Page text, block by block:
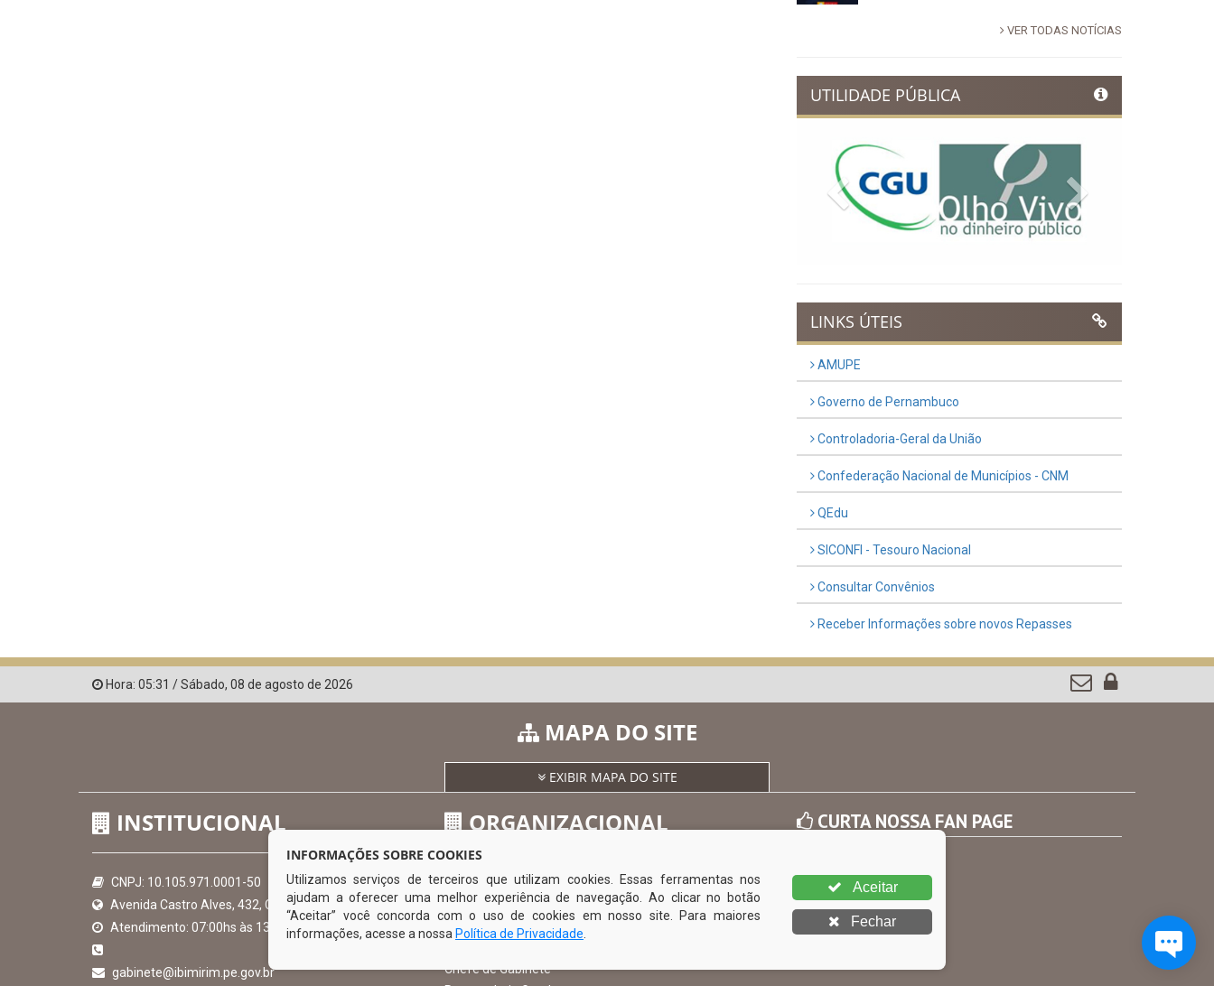
VER TODAS NOTÍCIAS
UTILIDADE PÚBLICA
Previous
LINKS ÚTEIS
AMUPE
Governo de Pernambuco
Controladoria-Geral da União
Confederação Nacional de Municípios - CNM
QEdu
SICONFI - Tesouro Nacional
Consultar Convênios
Receber Informações sobre novos Repasses
Hora: 05:31 /Sábado, 08 de agosto de 2026
MAPA DO SITE
EXIBIR MAPA DO SITE
INSTITUCIONAL
CNPJ: 10.105.971.0001-50
Avenida Castro Alves, 432, Centro - CEP: 56-580-000
Atendimento: 07:00hs às 13:00hs
gabinete@ibimirim.pe.gov.br
ORGANIZACIONAL
O Prefeito
Vice Prefeito
Ouvidoria Municipal
Chefe de Gabinete
CURTA NOSSA FAN PAGE
INFORMAÇÕES SOBRE COOKIES
Utilizamos serviços de terceiros que utilizam cookies. Essas ferramentas nos
ajudam a oferecer uma melhor experiência de navegação. Ao clicar no botão
“Aceitar” você concorda com o uso de cookies em nosso site. Para maiores
informações, acesse a nossa Política de Privacidade
Aceitar
Fechar